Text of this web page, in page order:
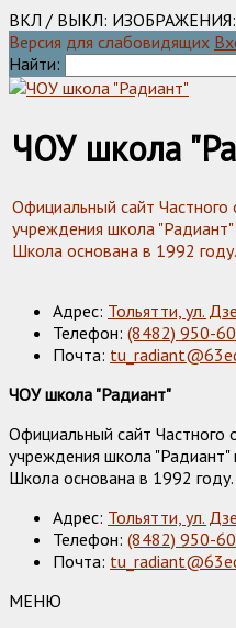
ВКЛ / ВЫКЛ: ИЗОБРАЖЕНИЯ:
Версия для слабовидящих
Найти:
ЧОУ школа
Официальный сайт
учреждения школа "Радиант"
Школа основана в 1992 году.
Адрес: Тольятти, ул.
Телефон: (8482) 950-
Почта:
ЧОУ школа "Радиант"
Официальный сайт Частного
учреждения школа "Радиант"
Школа основана в 1992 году.
Адрес: Тольятти, ул.
Телефон: (8482) 950-
Почта:
МЕНЮ